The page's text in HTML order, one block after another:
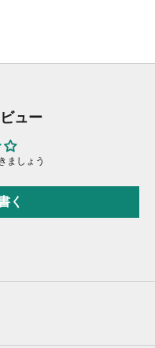
ュー
ましょう
く